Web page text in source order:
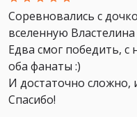
Соревновались с
вселенную
Едва смог победить,
оба фанаты :)
И достаточно сложно,
Спасибо!